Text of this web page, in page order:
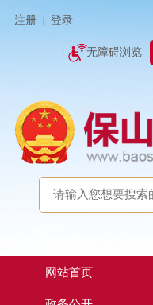
注册 登录
无障碍浏览
网站首页